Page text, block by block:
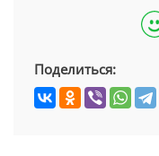
Поделиться: